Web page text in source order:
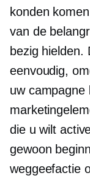
konden
van de
bezig hielden.
eenvoudig,
uw campagne
die u wilt
gewoon
weggeefactie